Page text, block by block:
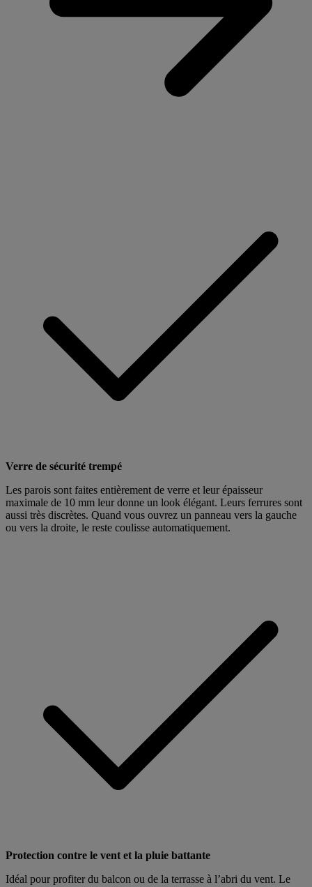
Verre de sécurité trempé
Les parois sont faites entièrement de verre et leur épaisseur
maximale de 10 mm leur donne un look élégant. Leurs ferrures sont
aussi très discrètes. Quand vous ouvrez un panneau vers la gauche
ou vers la droite, le reste coulisse automatiquement.
Protection contre le vent et la pluie battante
Idéal pour profiter du balcon ou de la terrasse à l’abri du vent. Le